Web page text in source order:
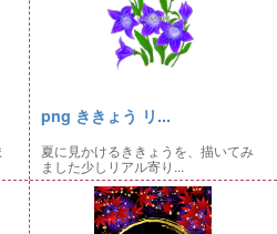
png ききょう リ...
夏に見かけるききょうを、描いてみ
ました少しリアル寄り...